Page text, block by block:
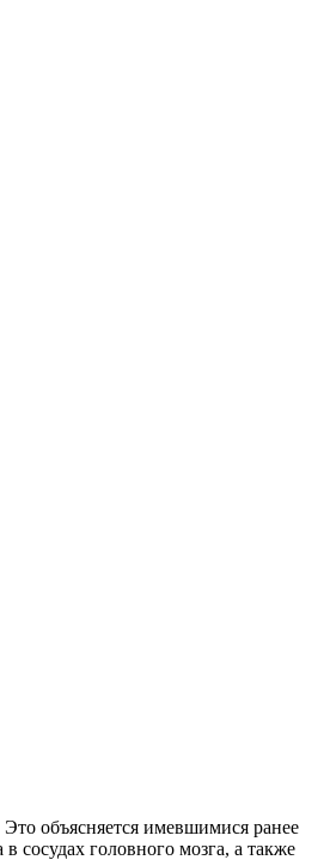
объясняется имевшимися ранее
сосудах головного мозга, а также